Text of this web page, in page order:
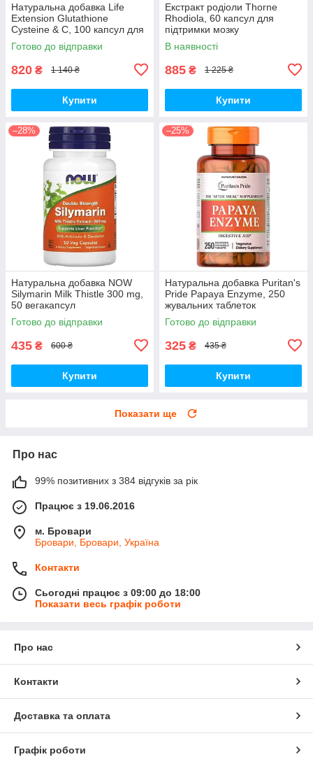
Натуральна добавка Life
Extension Glutathione
Cysteine & C, 100 капсул для
підтримки імунної системи
Готово до відправки
820 ₴ 1 140 ₴
Купити
Екстракт родіоли Thorne
Rhodiola, 60 капсул для
підтримки мозку
В наявності
885 ₴ 1 225 ₴
Купити
–28%
Натуральна добавка NOW
Silymarin Milk Thistle 300 mg,
50 вегакапсул
Готово до відправки
435 ₴ 600 ₴
Купити
–25%
Натуральна добавка Puritan's
Pride Papaya Enzyme, 250
жувальних таблеток
Готово до відправки
325 ₴ 435 ₴
Купити
Показати ще
Про нас
99% позитивних з 384 відгуків за рік
Працює з 19.06.2016
м. Бровари
Бровари, Бровари, Україна
Контакти
Сьогодні працює з 09:00 до 18:00
Показати весь графік роботи
Про нас
Контакти
Доставка та оплата
Графік роботи